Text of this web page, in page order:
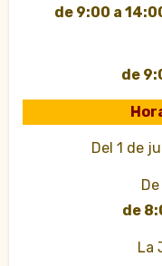
de 9:00 a
de
Del 1 de
de
La